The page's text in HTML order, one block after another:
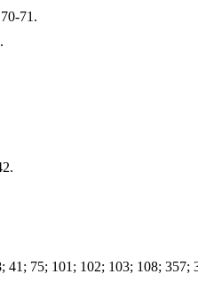
71.
41; 75; 101; 102; 103; 108; 357;